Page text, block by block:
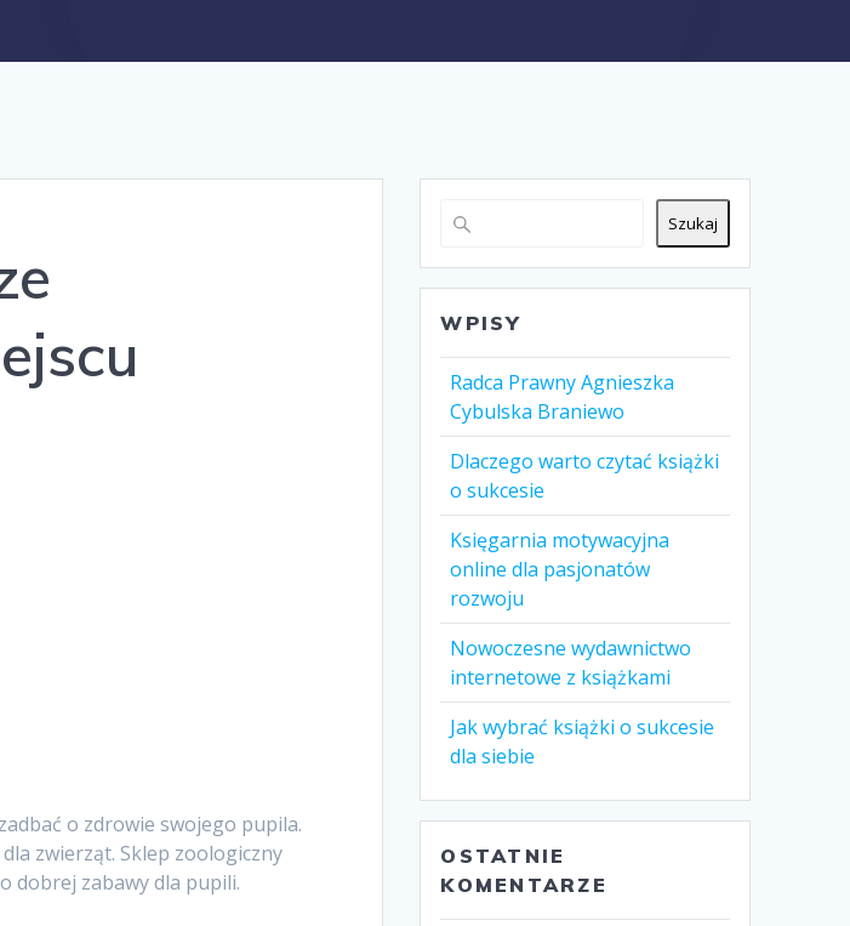
o zdrowie swojego pupila.
zwierząt. Sklep zoologiczny
dobrej zabawy dla pupili.
Szukaj
WPISY
Radca Prawny Agnieszka
Cybulska Braniewo
Dlaczego warto czytać książki
o sukcesie
Księgarnia motywacyjna
online dla pasjonatów
rozwoju
Nowoczesne wydawnictwo
internetowe z książkami
Jak wybrać książki o sukcesie
dla siebie
OSTATNIE
KOMENTARZE